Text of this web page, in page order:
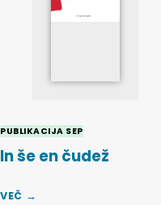
PUBLIKACIJA SEP
In še en čudež
VEČ →